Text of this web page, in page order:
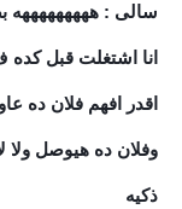
سالى : هههههههههه
انا اشتغلت قبل كده
اقدر افهم فلان ده
وفلان ده هيوصل ولا
ذكيه